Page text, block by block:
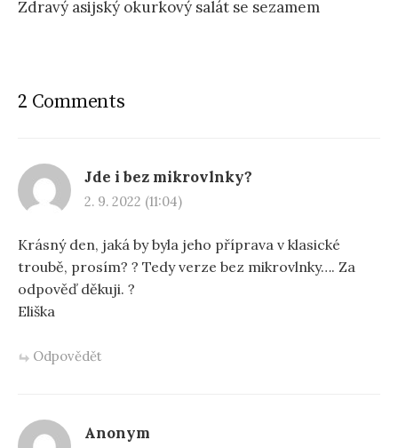
Zdravý asijský okurkový salát se sezamem
2 Comments
Jde i bez mikrovlnky?
2. 9. 2022 (11:04)
Krásný den, jaká by byla jeho příprava v klasické
troubě, prosím? ? Tedy verze bez mikrovlnky…. Za
odpověď děkuji. ?
Eliška
Odpovědět
Anonym